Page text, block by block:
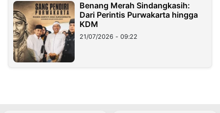
Benang Merah Sindangkasih:
Dari Perintis Purwakarta hingga
KDM
21/07/2026 - 09:22